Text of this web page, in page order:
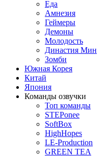
Еда
Амнезия
Геймеры
Демоны
Молодость
Династия Мин
Зомби
Южная Корея
Китай
Япония
Команды озвучки
Топ команды
STEPonee
SoftBox
HighHopes
LE-Production
GREEN TEA